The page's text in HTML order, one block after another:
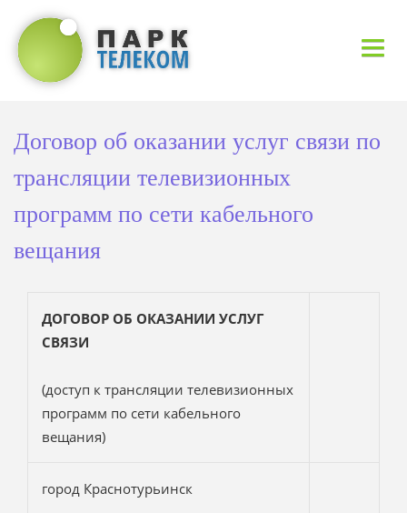
КОНТАКТЫ
ДОКУМЕНТЫ
Договор об оказании услуг связи по
трансляции телевизионных
программ по сети кабельного
вещания
ДОГОВОР ОБ ОКАЗАНИИ УСЛУГ
СВЯЗИ
(доступ к трансляции телевизионных
программ по сети кабельного
вещания)
город Краснотурьинск